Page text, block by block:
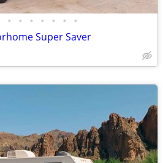
• • • • • • •
Super Saver